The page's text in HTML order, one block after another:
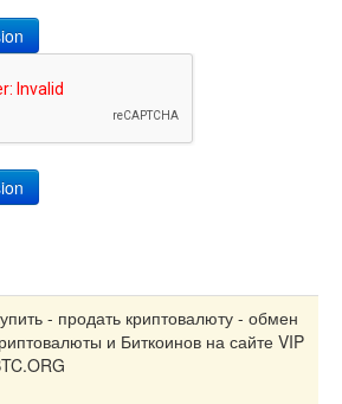
- продать криптовалюту - обмен
и Биткоинов на сайте VIP